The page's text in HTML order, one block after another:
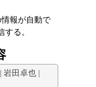
報が自動で
する。
岩田卓也 |